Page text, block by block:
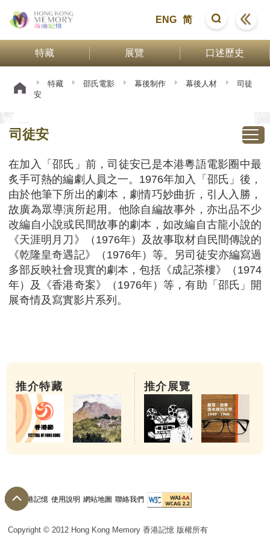
ENG 简
特藏 展覽 口述歷史
特藏 邵氏電影 幕後制作 幕後人材
司徒
安
司徒安
在加入「邵氏」前，司徒安已是本港粵語電影圈中最
炙手可熱的編劇人員之一。1976年加入「邵氏」後，
由於他筆下所出的劇本，劇情巧妙曲折，引人入勝，
故廣為眾導演所起用。他除自編故事外，亦出品不少
改編自小說或民間故事的劇本，如改編自古龍小說的
《天涯明月刀》（1976年）及故事取材自民間傳說的
《乾隆皇奇遇記》（1976年）等。另司徒安亦編寫過
多部反映社會現實的劇本，包括《成記茶樓》（1974
年）及《香港奇案》（1976年）等，有助「邵氏」開
展奇情及寫實影片系列。
推介特藏 推介展覽
關於香港記憶 使用說明 網站地圖 聯絡我們
Copyright © 2012 Hong Kong Memory 香港記憶 版權所有